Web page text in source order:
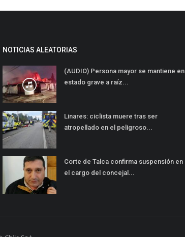
NOTICIAS ALEATORIAS
(AUDIO) Persona mayor se mantiene en
estado grave a raíz...
Linares: ciclista muere tras ser
atropellado en el peligroso...
Corte de Talca confirma suspensión en
el cargo del concejal...